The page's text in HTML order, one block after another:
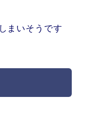
まいそうです